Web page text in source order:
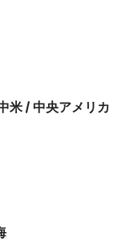
米 / 中央アメリカ